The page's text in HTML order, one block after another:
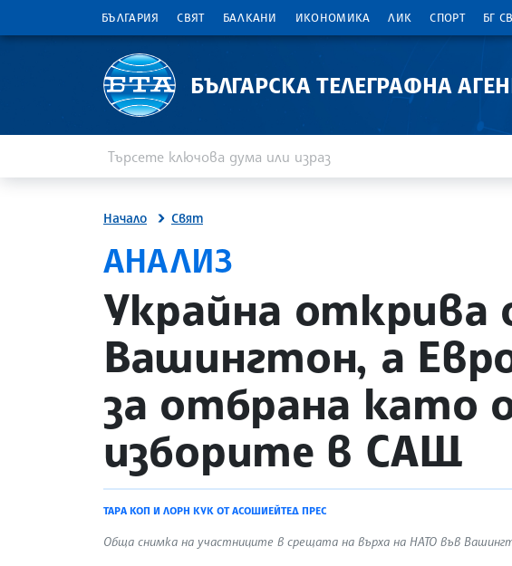
БЪЛГАРИЯ СВЯТ БАЛКАНИ ИКОНОМИКА ЛИК СПОРТ БГ
БЪЛГАРСКА ТЕЛЕГРАФНА
Начало Свят
АНАЛИЗ
site.bta
Украйна открива
Вашингтон, а
за отбрана като
изборите в САЩ
ТАРА КОП И ЛОРН КУК ОТ АСОШИЕЙТЕД ПРЕС
Обща снимка на участниците в срещата на върха на НАТО във